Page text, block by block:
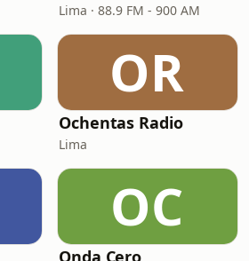
Lima · 88.9 FM - 900 AM
OR
Ochentas Radio
Lima
OC
Onda Cero